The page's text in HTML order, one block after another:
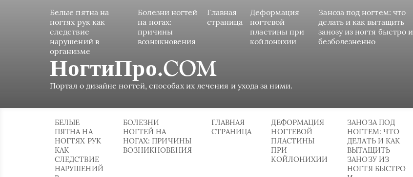
Белые пятна на
ногтях рук как
следствие
нарушений в
организме
Болезни ногтей
на ногах:
причины
возникновения
Главная
страница
Деформация
ногтевой
пластины при
койлонихии
Заноза под ногтем: что
делать и как вытащить
занозу из ногтя быстро и
безболезненно
НогтиПро.COM
Портал о дизайне ногтей, способах их лечения и ухода за ними.
БЕЛЫЕ
ПЯТНА НА
НОГТЯХ РУК
КАК
СЛЕДСТВИЕ
НАРУШЕНИЙ
БОЛЕЗНИ
НОГТЕЙ НА
НОГАХ: ПРИЧИНЫ
ВОЗНИКНОВЕНИЯ
ГЛАВНАЯ
СТРАНИЦА
ДЕФОРМАЦИЯ
НОГТЕВОЙ
ПЛАСТИНЫ
ПРИ
КОЙЛОНИХИИ
ЗАНОЗА ПОД
НОГТЕМ: ЧТО
ДЕЛАТЬ И КАК
ВЫТАЩИТЬ
ЗАНОЗУ ИЗ
НОГТЯ БЫСТРО